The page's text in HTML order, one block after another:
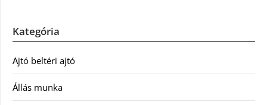
Kategória
Ajtó beltéri ajtó
Állás munka